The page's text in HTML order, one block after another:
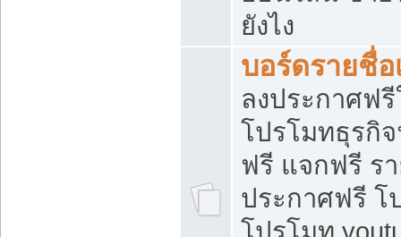
ยังไง
บอร์ดรายชื่อ
ลงประกาศฟรี
โปรโมทธุรกิ
ฟรี แจกฟรี ร
ประกาศฟรี โ